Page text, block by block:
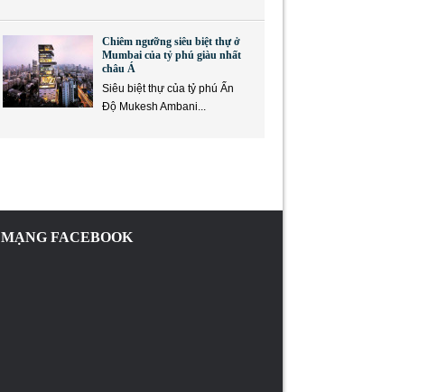
Chiêm ngưỡng siêu biệt thự ở
Mumbai của tỷ phú giàu nhất
châu Á
Siêu biệt thự của tỷ phú Ấn
Độ Mukesh Ambani...
MẠNG FACEBOOK